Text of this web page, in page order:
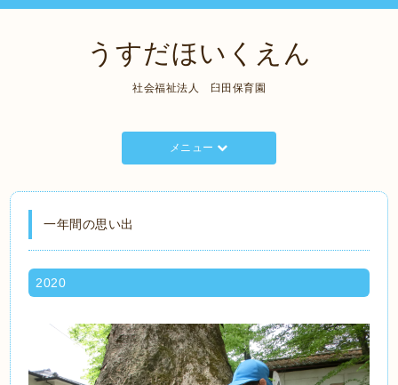
うすだほいくえん
社会福祉法人 臼田保育園
メニュー
一年間の思い出
2020